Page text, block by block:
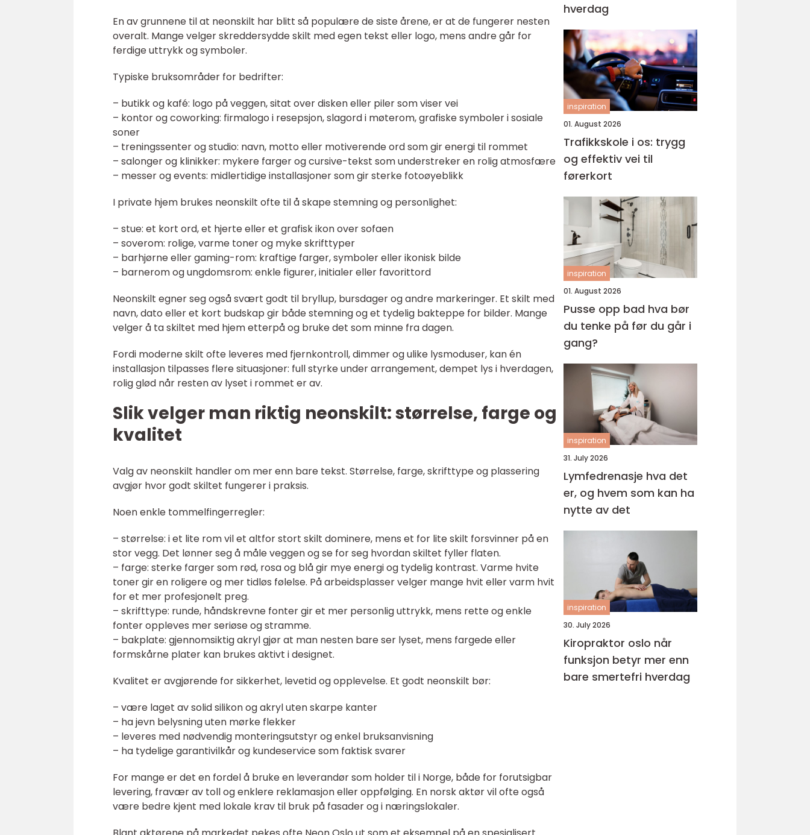
En av grunnene til at neonskilt har blitt så populære de siste årene, er at de fungerer nesten
overalt. Mange velger skreddersydde skilt med egen tekst eller logo, mens andre går for
ferdige uttrykk og symboler.
Typiske bruksområder for bedrifter:
– butikk og kafé: logo på veggen, sitat over disken eller piler som viser vei
– kontor og coworking: firmalogo i resepsjon, slagord i møterom, grafiske symboler i sosiale
soner
– treningssenter og studio: navn, motto eller motiverende ord som gir energi til rommet
– salonger og klinikker: mykere farger og cursive-tekst som understreker en rolig atmosfære
– messer og events: midlertidige installasjoner som gir sterke fotoøyeblikk
I private hjem brukes neonskilt ofte til å skape stemning og personlighet:
– stue: et kort ord, et hjerte eller et grafisk ikon over sofaen
– soverom: rolige, varme toner og myke skrifttyper
– barhjørne eller gaming-rom: kraftige farger, symboler eller ikonisk bilde
– barnerom og ungdomsrom: enkle figurer, initialer eller favorittord
Neonskilt egner seg også svært godt til bryllup, bursdager og andre markeringer. Et skilt med
navn, dato eller et kort budskap gir både stemning og et tydelig bakteppe for bilder. Mange
velger å ta skiltet med hjem etterpå og bruke det som minne fra dagen.
Fordi moderne skilt ofte leveres med fjernkontroll, dimmer og ulike lysmoduser, kan én
installasjon tilpasses flere situasjoner: full styrke under arrangement, dempet lys i hverdagen,
rolig glød når resten av lyset i rommet er av.
Slik velger man riktig neonskilt: størrelse, farge og
kvalitet
Valg av neonskilt handler om mer enn bare tekst. Størrelse, farge, skrifttype og plassering
avgjør hvor godt skiltet fungerer i praksis.
Noen enkle tommelfingerregler:
– størrelse: i et lite rom vil et altfor stort skilt dominere, mens et for lite skilt forsvinner på en
stor vegg. Det lønner seg å måle veggen og se for seg hvordan skiltet fyller flaten.
– farge: sterke farger som rød, rosa og blå gir mye energi og tydelig kontrast. Varme hvite
toner gir en roligere og mer tidløs følelse. På arbeidsplasser velger mange hvit eller varm hvit
for et mer profesjonelt preg.
– skrifttype: runde, håndskrevne fonter gir et mer personlig uttrykk, mens rette og enkle
fonter oppleves mer seriøse og stramme.
– bakplate: gjennomsiktig akryl gjør at man nesten bare ser lyset, mens fargede eller
formskårne plater kan brukes aktivt i designet.
Kvalitet er avgjørende for sikkerhet, levetid og opplevelse. Et godt neonskilt bør:
– være laget av solid silikon og akryl uten skarpe kanter
– ha jevn belysning uten mørke flekker
– leveres med nødvendig monteringsutstyr og enkel bruksanvisning
– ha tydelige garantivilkår og kundeservice som faktisk svarer
For mange er det en fordel å bruke en leverandør som holder til i Norge, både for forutsigbar
levering, fravær av toll og enklere reklamasjon eller oppfølging. En norsk aktør vil ofte også
være bedre kjent med lokale krav til bruk på fasader og i næringslokaler.
hverdag
inspiration
01. August 2026
Trafikkskole i os: trygg
og effektiv vei til
førerkort
inspiration
01. August 2026
Pusse opp bad hva bør
du tenke på før du går i
gang?
inspiration
31. July 2026
Lymfedrenasje hva det
er, og hvem som kan ha
nytte av det
inspiration
30. July 2026
Kiropraktor oslo når
funksjon betyr mer enn
bare smertefri hverdag